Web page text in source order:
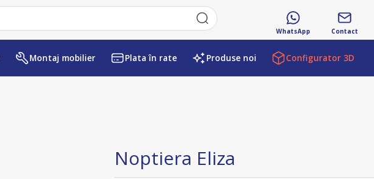
WhatsApp Contact
Montaj mobilier Plata în rate Produse noi Configurator 3D
Noptiera Eliza
Numele atributului Valoarea atributului